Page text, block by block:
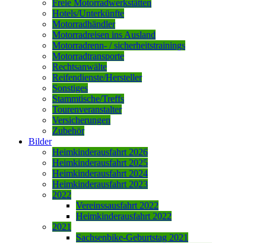
Freie Motorradwerkstätten
Hotels/Unterkünfte
Motorradhändler
Motorradreisen ins Ausland
Motorradrenn- / sicherheitstrainings
Motorradtransporte
Rechtsanwälte
Reifendienste/Hersteller
Sonstiges
Stammtische/Treffs
Tourenveranstalter
Versicherungen
Zubehör
Bilder
Heimkinderausfahrt 2026
Heimkinderausfahrt 2025
Heimkinderausfahrt 2024
Heimkinderausfahrt 2023
2022
Vereinssausfahrt 2022
Heimkinderausfahrt 2022
2021
Sachsenbike-Geburtstag 2021